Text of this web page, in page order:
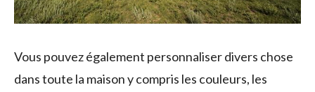
Vous pouvez également personnaliser divers chose
dans toute la maison y compris les couleurs, les